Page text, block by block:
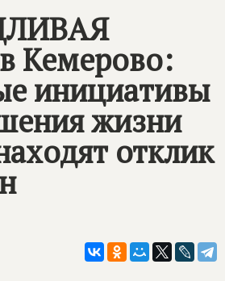
Газета
Кемерово:
инициативы
жизни
отклик